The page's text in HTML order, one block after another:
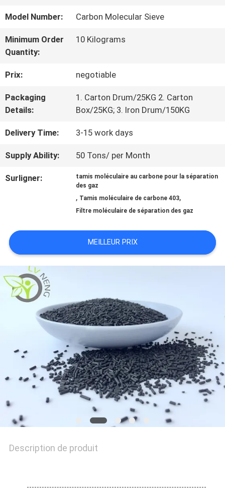
VIRTUELLE
À
PROPOS
DE
NOUS
VISITE
DE
CONTRÔLE
DE
QUALITÉ
NOUS
CONTACTER
NOUVELLES
CAS
DEMANDER
Model Number: Carbon Molecular Sieve
Minimum Order
Quantity:
10 Kilograms
Prix: negotiable
Packaging
Details:
1. Carton Drum/25KG 2. Carton
Box/25KG; 3. Iron Drum/150KG
Delivery Time: 3-15 work days
Supply Ability: 50 Tons/ per Month
Surligner:
tamis moléculaire au carbone pour la séparation
des gaz
, Tamis moléculaire de carbone 403,
Filtre moléculaire de séparation des gaz
MEILLEUR PRIX
Description de produit